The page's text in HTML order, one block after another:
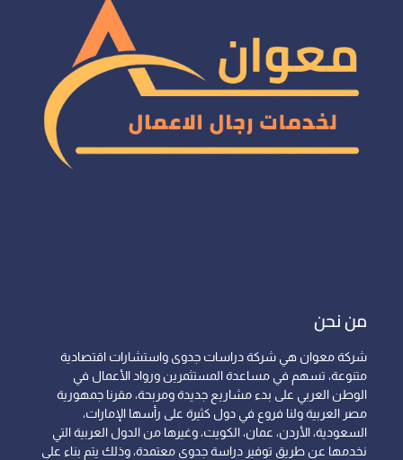
من نحن
شركة معوان هي شركة دراسات جدوى واستشارات اقتصادية
متنوعة، تسهم في مساعدة المستثمرين ورواد الأعمال في
الوطن العربي على بدء مشاريع جديدة ومربحة، مقرنا جمهورية
مصر العربية ولنا فروع في دول كثيرة على رأسها الإمارات،
السعودية، الأردن، عمان، الكويت، وغيرها من الدول العربية التي
نخدمها عن طريق توفير دراسة جدوى معتمدة، وذلك يتم بناء على